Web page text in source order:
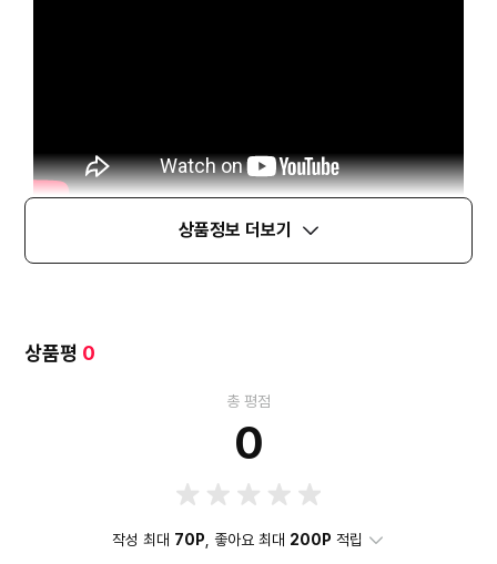
상품정보 더보기
상품평 0
총 평점
0
작성 최대 70P , 좋아요 최대 200P 적립